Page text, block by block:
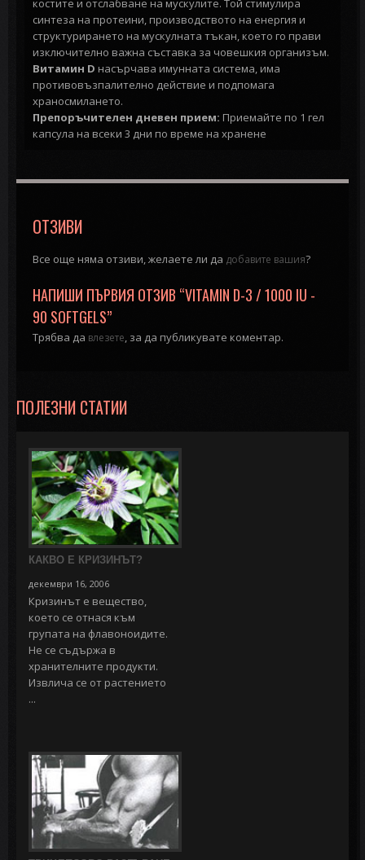
костите и отслабване на мускулите. Той стимулира
синтеза на протеини, производството на енергия и
структурирането на мускулната тъкан, което го прави
изключително важна съставка за човешкия организъм.
Витамин D насърчава имунната система, има
противовъзпалително действие и подпомага
храносмилането.
Препоръчителен дневен прием: Приемайте по 1 гел
капсула на всеки 3 дни по време на хранене
ОТЗИВИ
Все още няма отзиви, желаете ли да добавите вашия?
НАПИШИ ПЪРВИЯ ОТЗИВ “VITAMIN D-3 / 1000 IU -
90 SOFTGELS”
Трябва да влезете, за да публикувате коментар.
ПОЛЕЗНИ СТАТИИ
КАКВО Е КРИЗИНЪТ?
декември 16, 2006
Кризинът е вещество,
което се отнася към
групата на флавоноидите.
Не се съдържа в
хранителните продукти.
Извлича се от растението
...